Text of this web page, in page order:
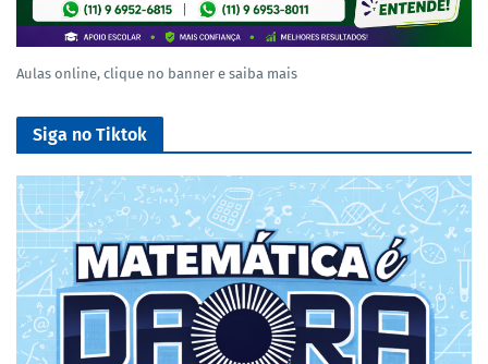
Aulas online, clique no banner e saiba mais
Siga no Tiktok